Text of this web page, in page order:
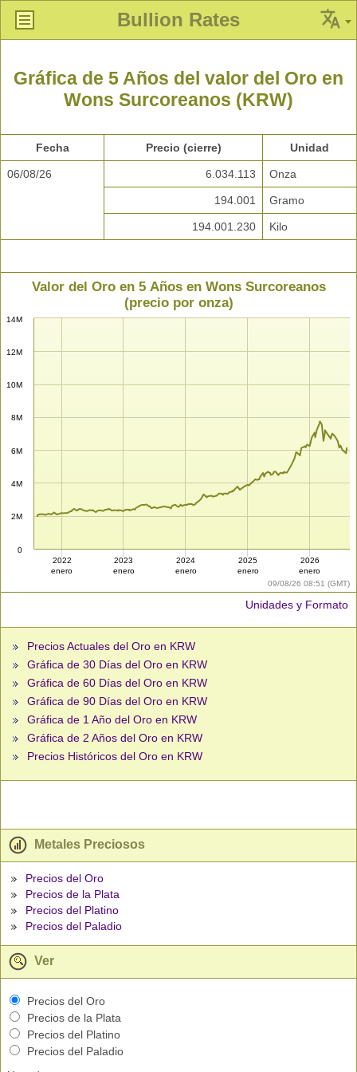
Bullion Rates
Gráfica de 5 Años del valor del Oro en
Wons Surcoreanos (KRW)
Fecha Precio (cierre) Unidad
06/08/26 6.034.113 Onza
194.001 Gramo
194.001.230 Kilo
09/08/26 08:51 (GMT)
Valor del Oro en 5 Años en Wons Surcoreanos
(precio por onza)
0
2M
4M
6M
8M
10M
12M
14M
2022
enero
2023
enero
2024
enero
2025
enero
2026
enero
Unidades y Formato
Precios Actuales del Oro en KRW
Gráfica de 30 Días del Oro en KRW
Gráfica de 60 Días del Oro en KRW
Gráfica de 90 Días del Oro en KRW
Gráfica de 1 Año del Oro en KRW
Gráfica de 2 Años del Oro en KRW
Precios Históricos del Oro en KRW
Metales Preciosos
Precios del Oro
Precios de la Plata
Precios del Platino
Precios del Paladio
Ver
Precios del Oro
Precios de la Plata
Precios del Platino
Precios del Paladio